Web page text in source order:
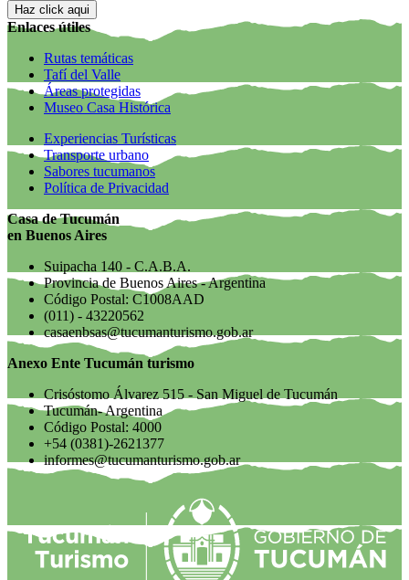
Haz click aqui
Enlaces útiles
Rutas temáticas
Tafí del Valle
Áreas protegidas
Museo Casa Histórica
Experiencias Turísticas
Transporte urbano
Sabores tucumanos
Política de Privacidad
Casa de Tucumán
en Buenos Aires
Suipacha 140 - C.A.B.A.
Provincia de Buenos Aires - Argentina
Código Postal: C1008AAD
(011) - 43220562
casaenbsas@tucumanturismo.gob.ar
Anexo Ente Tucumán turismo
Crisóstomo Álvarez 515 - San Miguel de Tucumán
Tucumán- Argentina
Código Postal: 4000
+54 (0381)-2621377
informes@tucumanturismo.gob.ar